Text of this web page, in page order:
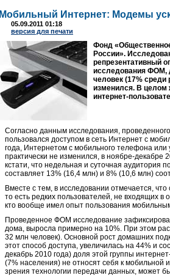
Мобильный Интернет: Модемы
05.09.2011 01:18
версия для печати
Фонд
России».
репрезентативный
исследования ФОМ,
человек (17% среди
изменился. В целом
интернет-
Согласно данным исследования,
пользовался доступом в сеть Интернет с
года, Интернетом с мобильного телефона или
практически не изменился, в ноябре-
кстати, что недельная и суточная
составляет 13% (16,4 млн) и 8% (10,6 млн)
Вместе с тем, в исследовании отмечается,
то есть редких пользователей, не входящих
кто вообще имел опыт пользования
Проведенное ФОМ исследование
дома, выросла примерно на 10%. При этом
32 млн человек). Основной рост домашних
этот способ доступа, увеличилась на 44% и
декабрь 2010 года) доля этой группы
(7% населения) не относят себя к мобильной
зрения технологии передачи данных, может